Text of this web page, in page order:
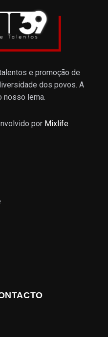
e promoção de
dos povos. A
nosso lema.
por Mixlife